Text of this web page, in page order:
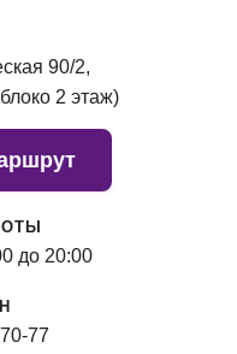
90/2,
2 этаж)
до 20:00
77